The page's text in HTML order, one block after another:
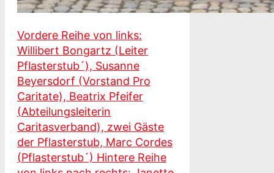
Vordere Reihe von links:
Willibert Bongartz (Leiter
Pflasterstub´), Susanne
Beyersdorf (Vorstand Pro
Caritate), Beatrix Pfeifer
(Abteilungsleiterin
Caritasverband), zwei Gäste
der Pflasterstub, Marc Cordes
(Pflasterstub´) Hintere Reihe